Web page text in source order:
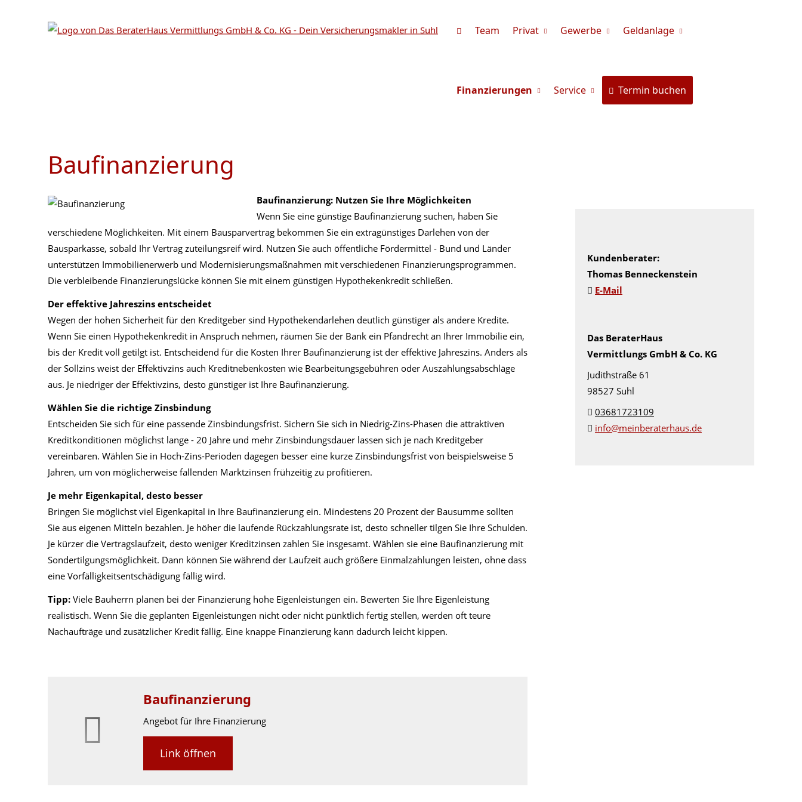
Team Privat Gewerbe Geldanlage
Finanzierungen Service Termin buchen
Kundenberater:
Thomas Benneckenstein
E-Mail
Das BeraterHaus
Vermittlungs GmbH & Co. KG
Judithstraße 61
98527 Suhl
03681723109
info@meinberaterhaus.de
Baufinanzierung
Baufinanzierung: Nutzen Sie Ihre Möglichkeiten
Wenn Sie eine günstige Baufinanzierung suchen, haben Sie
verschiedene Möglichkeiten. Mit einem Bausparvertrag bekommen Sie ein extragünstiges Darlehen von der
Bausparkasse, sobald Ihr Vertrag zuteilungsreif wird. Nutzen Sie auch öffentliche Fördermittel - Bund und Länder
unterstützen Immobilienerwerb und Modernisierungsmaßnahmen mit verschiedenen Finanzierungsprogrammen.
Die verbleibende Finanzierungslücke können Sie mit einem günstigen Hypothekenkredit schließen.
Der effektive Jahreszins entscheidet
Wegen der hohen Sicherheit für den Kreditgeber sind Hypothekendarlehen deutlich günstiger als andere Kredite.
Wenn Sie einen Hypothekenkredit in Anspruch nehmen, räumen Sie der Bank ein Pfandrecht an Ihrer Immobilie ein,
bis der Kredit voll getilgt ist. Entscheidend für die Kosten Ihrer Baufinanzierung ist der effektive Jahreszins. Anders als
der Sollzins weist der Effektivzins auch Kreditnebenkosten wie Bearbeitungsgebühren oder Auszahlungsabschläge
aus. Je niedriger der Effektivzins, desto günstiger ist Ihre Baufinanzierung.
Wählen Sie die richtige Zinsbindung
Entscheiden Sie sich für eine passende Zinsbindungsfrist. Sichern Sie sich in Niedrig-Zins-Phasen die attraktiven
Kreditkonditionen möglichst lange - 20 Jahre und mehr Zinsbindungsdauer lassen sich je nach Kreditgeber
vereinbaren. Wählen Sie in Hoch-Zins-Perioden dagegen besser eine kurze Zinsbindungsfrist von beispielsweise 5
Jahren, um von möglicherweise fallenden Marktzinsen frühzeitig zu profitieren.
Je mehr Eigenkapital, desto besser
Bringen Sie möglichst viel Eigenkapital in Ihre Baufinanzierung ein. Mindestens 20 Prozent der Bausumme sollten
Sie aus eigenen Mitteln bezahlen. Je höher die laufende Rückzahlungsrate ist, desto schneller tilgen Sie Ihre Schulden.
Je kürzer die Vertragslaufzeit, desto weniger Kreditzinsen zahlen Sie insgesamt. Wählen sie eine Baufinanzierung mit
Sondertilgungsmöglichkeit. Dann können Sie während der Laufzeit auch größere Einmalzahlungen leisten, ohne dass
eine Vorfälligkeitsentschädigung fällig wird.
Tipp: Viele Bauherrn planen bei der Finanzierung hohe Eigenleistungen ein. Bewerten Sie Ihre Eigenleistung
realistisch. Wenn Sie die geplanten Eigenleistungen nicht oder nicht pünktlich fertig stellen, werden oft teure
Nachaufträge und zusätzlicher Kredit fällig. Eine knappe Finanzierung kann dadurch leicht kippen.
Baufinanzierung
Angebot für Ihre Finanzierung
Link öffnen